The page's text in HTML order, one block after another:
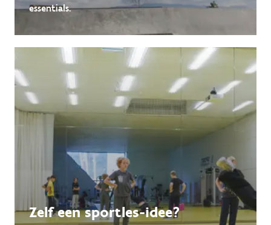
essentials.
Zelf een sportles-idee?